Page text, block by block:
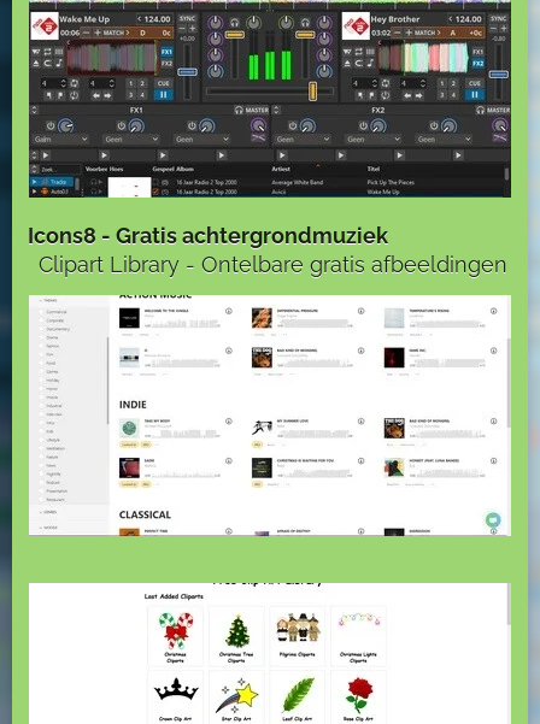
Icons8 - Gratis achtergrondmuziek
Clipart Library - Ontelbare gratis afbeeldingen